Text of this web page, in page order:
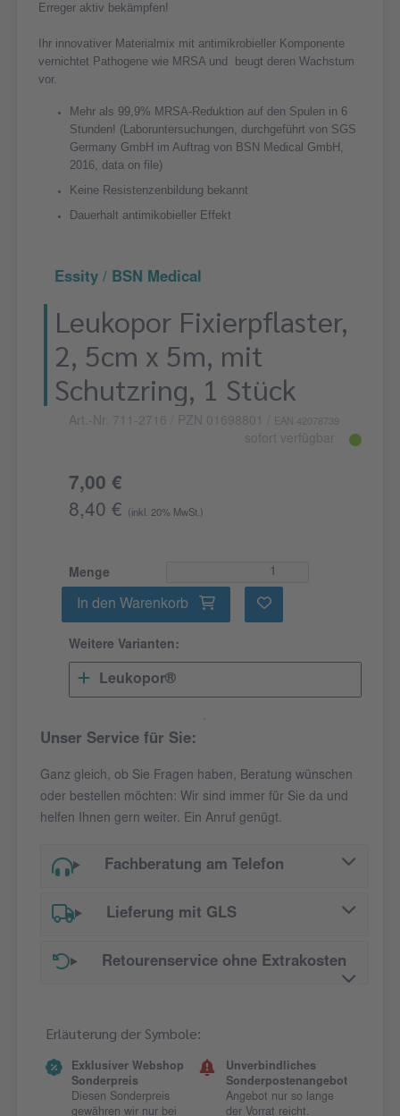
Erreger aktiv bekämpfen!
Ihr innovativer Materialmix mit antimikrobieller Komponente
vernichtet Pathogene wie MRSA und beugt deren Wachstum
vor.
Mehr als 99,9% MRSA-Reduktion auf den Spulen in 6
Stunden! (Laboruntersuchungen, durchgeführt von SGS
Germany GmbH im Auftrag von BSN Medical GmbH,
2016, data on file)
Keine Resistenzenbildung bekannt
Dauerhalt antimikobieller Effekt
Essity / BSN Medical
Leukopor Fixierpflaster,
2, 5cm x 5m, mit
Schutzring, 1 Stück
Art.-Nr. 711-2716 / PZN 01698801 EAN 42078739
sofort verfügbar
7,00 €
8,40 €
(inkl. 20% MwSt.)
Menge
In den Warenkorb
Weitere Varianten:
Leukopor®
Unser Service für Sie:
Ganz gleich, ob Sie Fragen haben, Beratung wünschen
oder bestellen möchten: Wir sind immer für Sie da und
helfen Ihnen gern weiter. Ein Anruf genügt.
Fachberatung am Telefon
Lieferung mit GLS
Retourenservice ohne Extrakosten
Erläuterung der Symbole:
Exklusiver Webshop
Sonderpreis
Diesen Sonderpreis
gewähren wir nur bei
Unverbindliches
Sonderpostenangebot
Angebot nur so lange
der Vorrat reicht.